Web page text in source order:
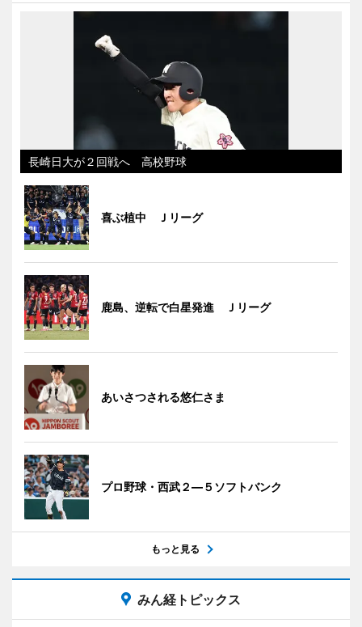
長崎日大が２回戦へ 高校野球
喜ぶ植中 Ｊリーグ
鹿島、逆転で白星発進 Ｊリーグ
あいさつされる悠仁さま
プロ野球・西武２―５ソフトバンク
もっと見る
みん経トピックス